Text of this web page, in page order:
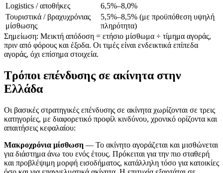
Logistics / αποθήκες
6,5%–8,0%
Τουριστικά / βραχυχρόνιας
μίσθωσης
5,5%–8,5% (με προϋπόθεση υψηλή
πληρότητα)
Σημείωση: Μεικτή απόδοση = ετήσιο μίσθωμα ÷ τίμημα αγοράς,
πριν από φόρους και έξοδα. Οι τιμές είναι ενδεικτικά επίπεδα
αγοράς, όχι επίσημα στοιχεία.
Τρόποι επένδυσης σε ακίνητα στην
Ελλάδα
Οι βασικές στρατηγικές επένδυσης σε ακίνητα χωρίζονται σε τρεις
κατηγορίες, με διαφορετικό προφίλ κινδύνου, χρονικό ορίζοντα και
απαιτήσεις κεφαλαίου:
Μακροχρόνια μίσθωση — Το ακίνητο αγοράζεται και μισθώνεται
για διάστημα άνω του ενός έτους. Πρόκειται για την πιο σταθερή
και προβλέψιμη μορφή εισοδήματος, κατάλληλη τόσο για κατοικίες